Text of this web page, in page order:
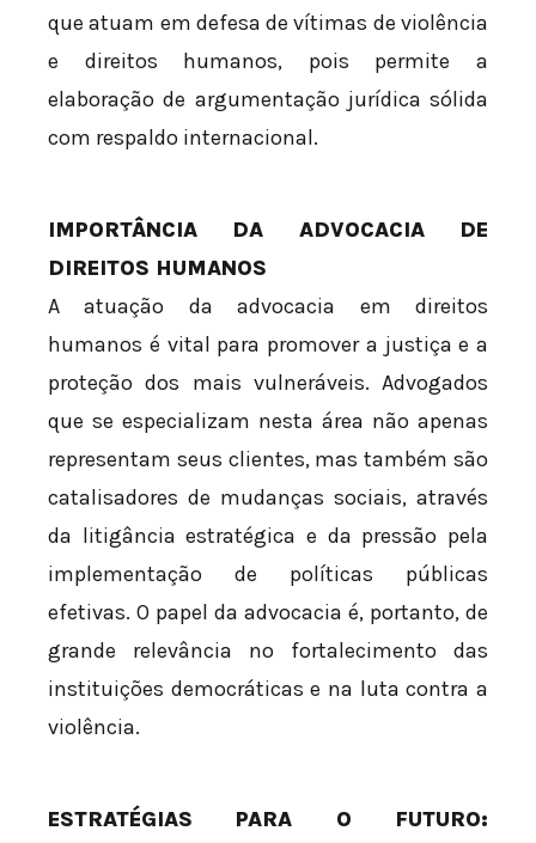
que atuam em defesa de vítimas de violência
e direitos humanos, pois permite a
elaboração de argumentação jurídica sólida
com respaldo internacional.
IMPORTÂNCIA DA ADVOCACIA DE
DIREITOS HUMANOS
A atuação da advocacia em direitos
humanos é vital para promover a justiça e a
proteção dos mais vulneráveis. Advogados
que se especializam nesta área não apenas
representam seus clientes, mas também são
catalisadores de mudanças sociais, através
da litigância estratégica e da pressão pela
implementação de políticas públicas
efetivas. O papel da advocacia é, portanto, de
grande relevância no fortalecimento das
instituições democráticas e na luta contra a
violência.
ESTRATÉGIAS PARA O FUTURO: